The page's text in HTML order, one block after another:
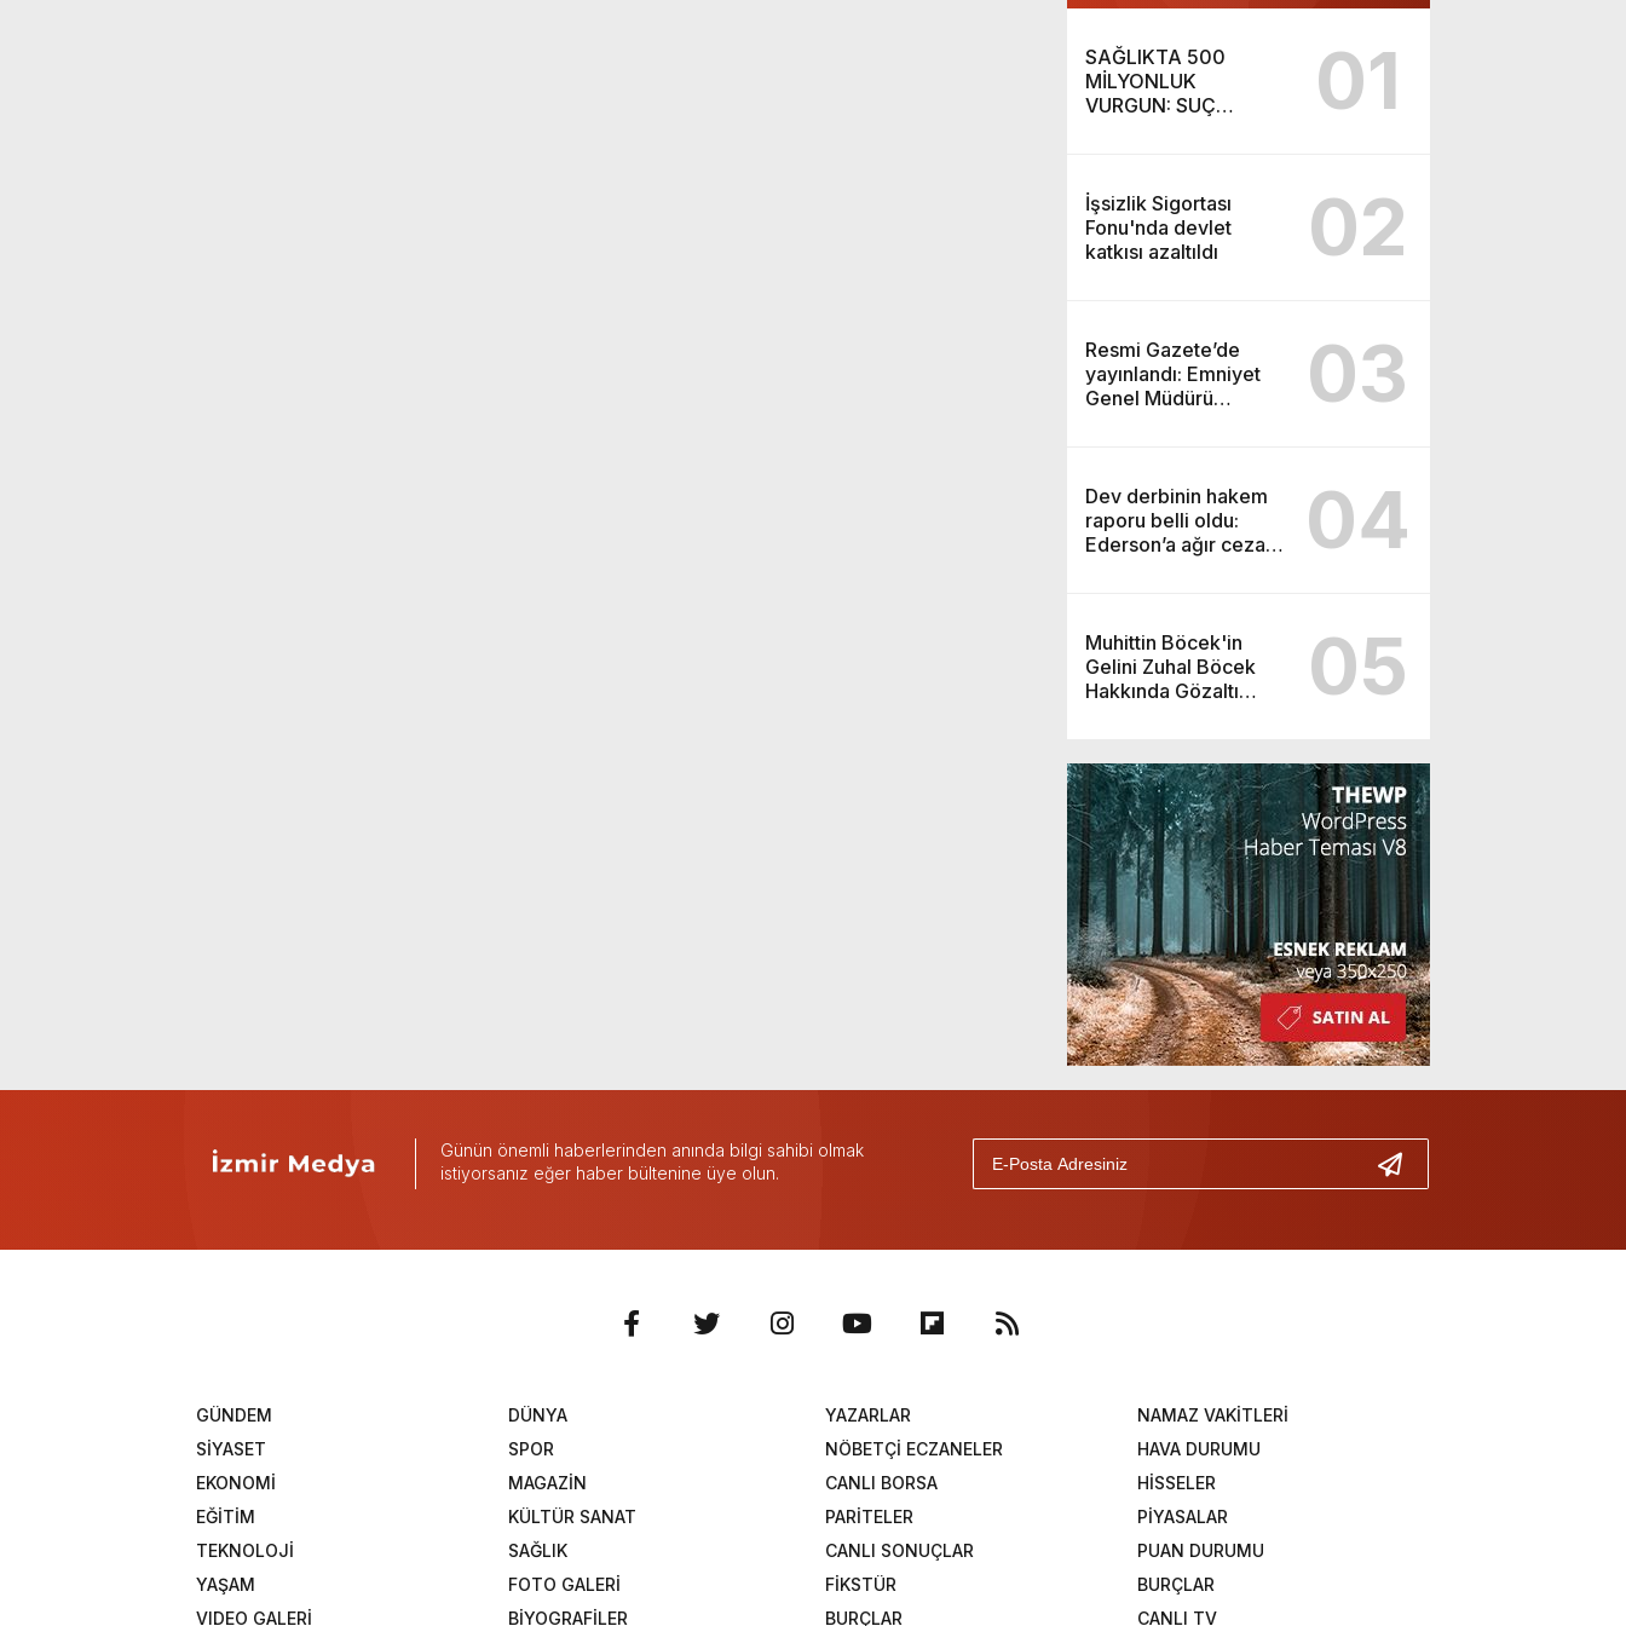
SAĞLIKTA 500
MİLYONLUK
VURGUN: SUÇ
01
İşsizlik Sigortası
Fonu'nda devlet
katkısı azaltıldı
02
Resmi Gazete’de
yayınlandı: Emniyet
Genel Müdürü
03
Dev derbinin hakem
raporu belli oldu:
Ederson’a ağır ceza
04
Muhittin Böcek'in
Gelini Zuhal Böcek
Hakkında Gözaltı
05
Günün önemli haberlerinden anında bilgi sahibi olmak
istiyorsanız eğer haber bültenine üye olun.
GÜNDEM
DÜNYA
SİYASET
SPOR
EKONOMİ
MAGAZİN
EĞİTİM
KÜLTÜR SANAT
TEKNOLOJİ
SAĞLIK
YAŞAM
FOTO GALERİ
VIDEO GALERİ
BİYOGRAFİLER
YAZARLAR
NAMAZ VAKİTLERİ
NÖBETÇİ ECZANELER
HAVA DURUMU
CANLI BORSA
HİSSELER
PARİTELER
PİYASALAR
CANLI SONUÇLAR
PUAN DURUMU
FİKSTÜR
BURÇLAR
BURÇLAR
CANLI TV